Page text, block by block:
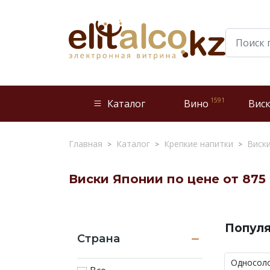
Каталог Вино 1591
Главная Каталог Крепкие напитки Виски
Виски Японии по цене от 875
по
цене
от
Страна